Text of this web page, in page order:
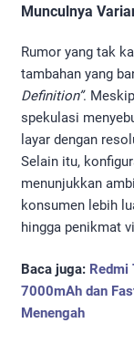
Munculnya
Rumor yang tak
tambahan yang
Definition”.
spekulasi
layar dengan
Selain itu,
menunjukkan
konsumen lebih
hingga penikmat
Baca juga:
7000mAh dan
Menengah